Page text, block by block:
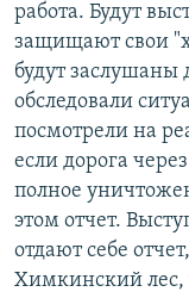
работа. Будут
защищают свои
будут заслушаны
обследовали
посмотрели на
если дорога
полное
этом отчет.
отдают себе
Химкинский лес,